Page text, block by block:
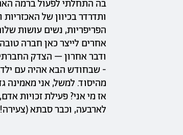
בה התחלתי לפעול ברמה
ותדרדר בכיוון של
הפריפריות, נשים עושות
אחרים לייצר כאן חברה
ודבר אחרון – הצדק
- שבחודש הבא אהיה עם
מהיסוד. למשל, אני מאמינה
אז מי אני? פעילת זכויות
לארבעה, וכבר סבתא